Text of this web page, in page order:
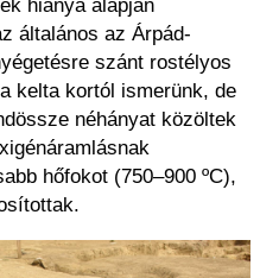
hiánya alapján
általános az Árpád-
szánt rostélyos
kelta kortól ismerünk, de
néhányat közöltek
hőfokot (750–900 ºC),